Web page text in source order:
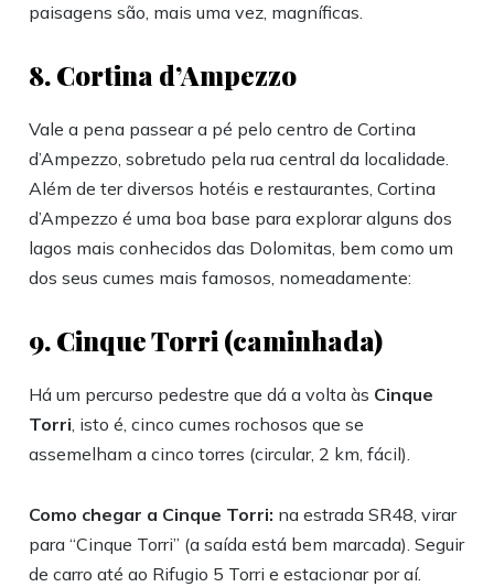
paisagens são, mais uma vez, magníficas.
8. Cortina d’Ampezzo
Vale a pena passear a pé pelo centro de Cortina
d’Ampezzo, sobretudo pela rua central da localidade.
Além de ter diversos hotéis e restaurantes, Cortina
d’Ampezzo é uma boa base para explorar alguns dos
lagos mais conhecidos das Dolomitas, bem como um
dos seus cumes mais famosos, nomeadamente:
9. Cinque Torri (caminhada)
Há um percurso pedestre que dá a volta às Cinque
Torri, isto é, cinco cumes rochosos que se
assemelham a cinco torres (circular, 2 km, fácil).
Como chegar a Cinque Torri: na estrada SR48, virar
para “Cinque Torri” (a saída está bem marcada). Seguir
de carro até ao Rifugio 5 Torri e estacionar por aí.